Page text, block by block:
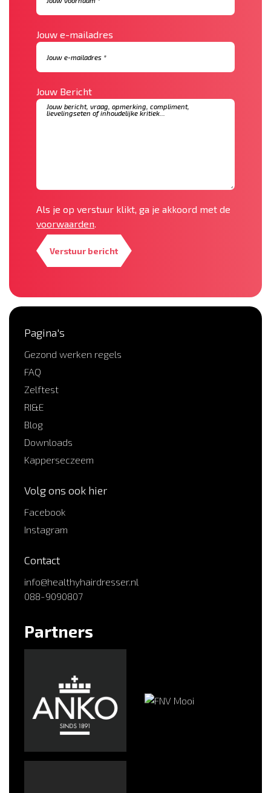
Jouw e-mailadres
Jouw Bericht
Als je op verstuur klikt, ga je akkoord met de
voorwaarden.
Verstuur bericht
Pagina's
Gezond werken regels
FAQ
Zelftest
RI&E
Blog
Downloads
Kapperseczeem
Volg ons ook hier
Facebook
Instagram
Contact
info@healthyhairdresser.nl
088-9090807
Partners